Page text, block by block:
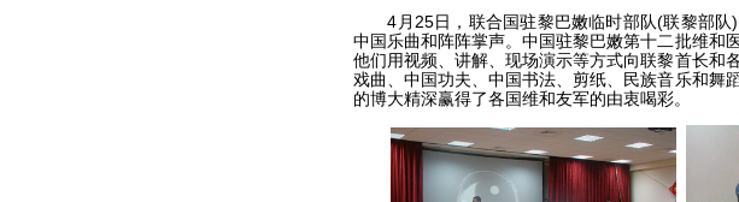
4月25日，联合国驻黎巴嫩临时部队(联黎部队)
中国乐曲和阵阵掌声。中国驻黎巴嫩第十二批维和
他们用视频、讲解、现场演示等方式向联黎首长和
戏曲、中国功夫、中国书法、剪纸、民族音乐和舞
的博大精深赢得了各国维和友军的由衷喝彩。